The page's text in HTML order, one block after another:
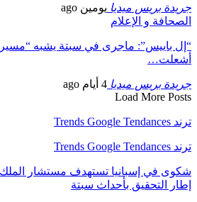
جريدة بريس ميديا يومين ago
الصحافة و الإعلام
“إل باييس”: ماجرى في سبتة يشبه
أشعلت…
جريدة بريس ميديا 4 أيام ago
Load More Posts
ترند Trends Google Tendances
ترند Trends Google Tendances
شكوى في إسبانيا تستهدف مستشار
إطار التحقيق بأحداث سبتة